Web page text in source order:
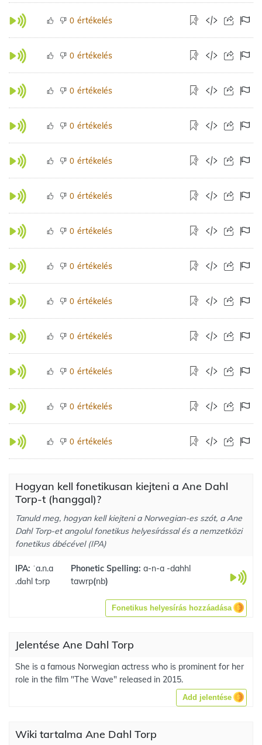
0 értékelés
0 értékelés
0 értékelés
0 értékelés
0 értékelés
0 értékelés
0 értékelés
0 értékelés
0 értékelés
0 értékelés
0 értékelés
0 értékelés
0 értékelés
Hogyan kell fonetikusan kiejteni a Ane Dahl
Torp-t (hanggal)?
Tanuld meg, hogyan kell kiejteni a Norwegian-es szót, a Ane
Dahl Torp-et angolul fonetikus helyesírással és a nemzetközi
fonetikus ábécével (IPA)
IPA: ˈa.n.a
.dɑhl tɔrp
Phonetic Spelling: a-n-a -dahhl
tawrp(nb)
Fonetikus helyesírás hozzáadása
Jelentése Ane Dahl Torp
She is a famous Norwegian actress who is prominent for her
role in the film "The Wave" released in 2015.
Add jelentése
Wiki tartalma Ane Dahl Torp